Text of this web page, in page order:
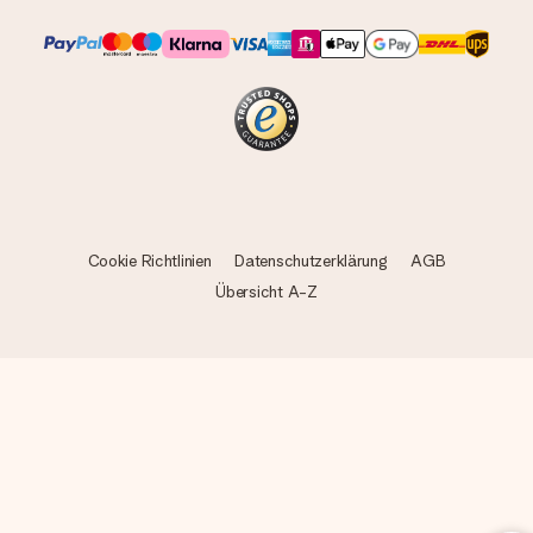
Cookie Richtlinien Datenschutzerklärung
AGB
Übersicht A-Z